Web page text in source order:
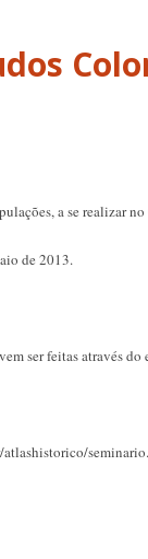
a se realizar
de 2013.
ser feitas através do
atlashistorico/seminario.